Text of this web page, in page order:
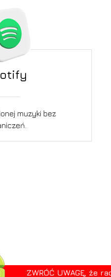
muzyki bez
ZWRÓĆ UWAGĘ, że